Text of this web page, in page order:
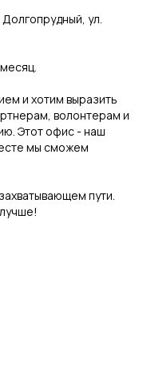
ул.
и хотим выразить
волонтерам и
Этот офис - наш
мы сможем
пути.